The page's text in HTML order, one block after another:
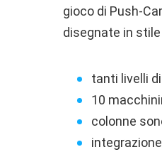
gioco di Push-
disegnate in
tanti livelli
10
colonne